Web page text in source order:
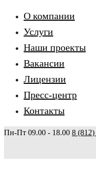
О компании
Услуги
Наши проекты
Вакансии
Лицензии
Пресс-центр
Контакты
Пн-Пт 09.00 - 18.00 8 (812)